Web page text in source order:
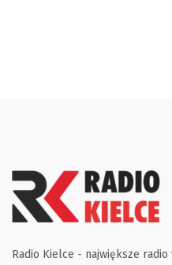
Radio Kielce - największe